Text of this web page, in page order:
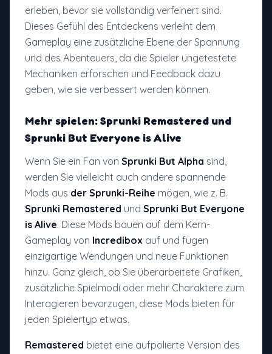
erleben, bevor sie vollständig verfeinert sind.
Dieses Gefühl des Entdeckens verleiht dem
Gameplay eine zusätzliche Ebene der Spannung
und des Abenteuers, da die Spieler ungetestete
Mechaniken erforschen und Feedback dazu
geben, wie sie verbessert werden können.
Mehr spielen: Sprunki Remastered und
Sprunki But Everyone is Alive
Wenn Sie ein Fan von Sprunki But Alpha sind,
werden Sie vielleicht auch andere spannende
Mods aus der Sprunki-Reihe mögen, wie z. B.
Sprunki Remastered und Sprunki But Everyone
is Alive. Diese Mods bauen auf dem Kern-
Gameplay von Incredibox auf und fügen
einzigartige Wendungen und neue Funktionen
hinzu. Ganz gleich, ob Sie überarbeitete Grafiken,
zusätzliche Spielmodi oder mehr Charaktere zum
Interagieren bevorzugen, diese Mods bieten für
jeden Spielertyp etwas.
Remastered bietet eine aufpolierte Version des